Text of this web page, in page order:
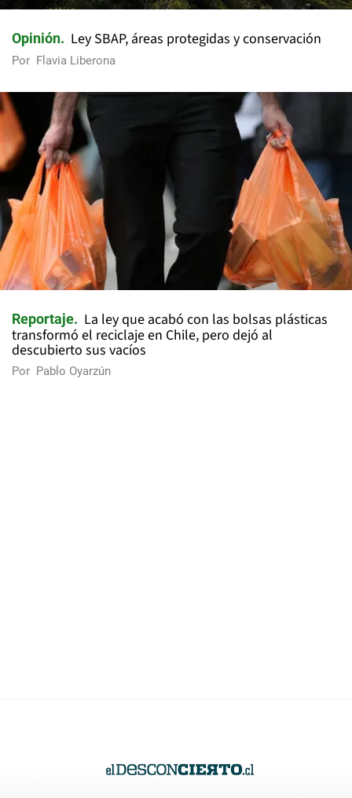
Opinión Ley SBAP, áreas protegidas y conservación
Por Flavia Liberona
Reportaje
La ley que acabó con las bolsas plásticas
transformó el reciclaje en Chile, pero dejó al
descubierto sus vacíos
Por Pablo Oyarzún